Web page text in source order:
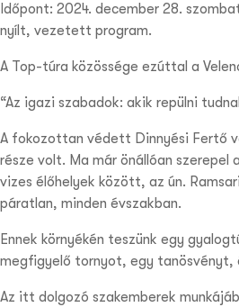
Időpont: 2024. december 28.
nyílt, vezetett program.
A Top-túra közössége ezúttal a
“Az igazi szabadok: akik repülni
A fokozottan védett Dinnyési Fertő
része volt. Ma már önállóan szerepel
vizes élőhelyek között, az ún.
páratlan, minden évszakban.
Ennek környékén teszünk egy
megfigyelő tornyot, egy tanösvényt,
Az itt dolgozó szakemberek